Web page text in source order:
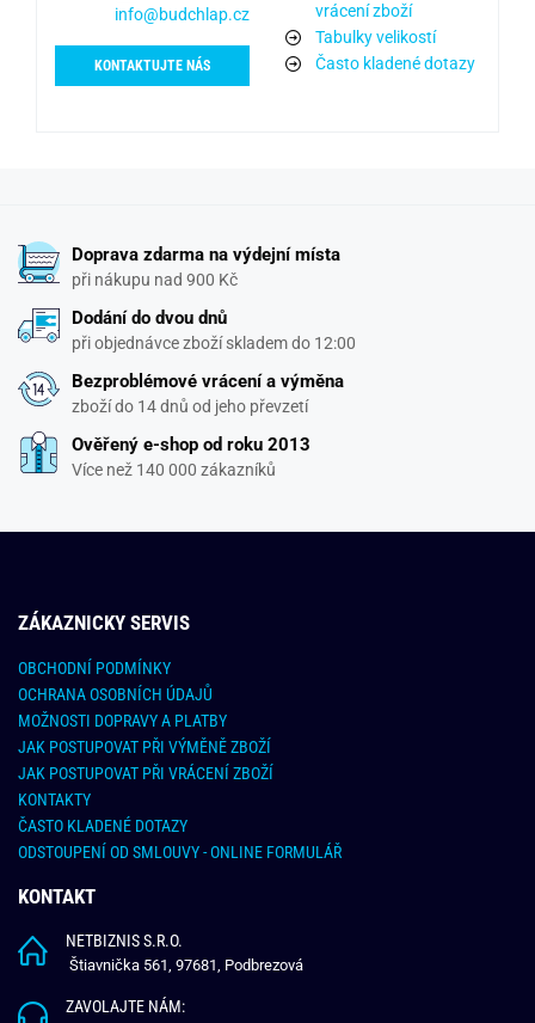
info@budchlap.cz
KONTAKTUJTE NÁS
vrácení zboží
Tabulky velikostí
Často kladené dotazy
Doprava zdarma na výdejní místa
při nákupu nad 900 Kč
Dodání do dvou dnů
při objednávce zboží skladem do 12:00
Bezproblémové vrácení a výměna
zboží do 14 dnů od jeho převzetí
Ověřený e-shop od roku 2013
Více než 140 000 zákazníků
ZÁKAZNICKY SERVIS
OBCHODNÍ PODMÍNKY
OCHRANA OSOBNÍCH ÚDAJŮ
MOŽNOSTI DOPRAVY A PLATBY
JAK POSTUPOVAT PŘI VÝMĚNĚ ZBOŽÍ
JAK POSTUPOVAT PŘI VRÁCENÍ ZBOŽÍ
KONTAKTY
ČASTO KLADENÉ DOTAZY
ODSTOUPENÍ OD SMLOUVY - ONLINE FORMULÁŘ
KONTAKT
NETBIZNIS S.R.O.
Štiavnička 561, 97681, Podbrezová
ZAVOLAJTE NÁM: